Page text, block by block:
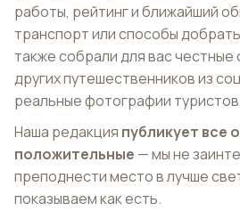
работы, рейтинг и ближайший
транспорт или способы
также собрали для вас честные
других путешественников из
реальные фотографии
Наша редакция публикует все
положительные — мы не
преподнести место в лучше
показываем как есть.